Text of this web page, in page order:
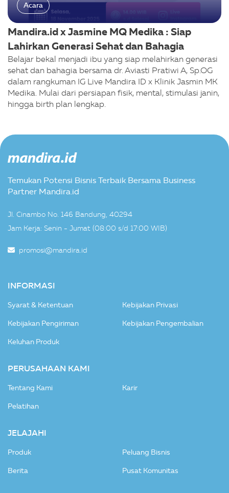
Acara
Mandira.id x Jasmine MQ Medika : Siap
Lahirkan Generasi Sehat dan Bahagia
Belajar bekal menjadi ibu yang siap melahirkan generasi
sehat dan bahagia bersama dr. Aviasti Pratiwi A, Sp.OG
dalam rangkuman IG Live Mandira ID x Klinik Jasmin MK
Medika. Mulai dari persiapan fisik, mental, stimulasi janin,
hingga birth plan lengkap.
Temukan Potensi Bisnis Terbaik Bersama Business
Partner Mandira.id
Jl. Cinambo No. 146 Bandung, 40294
Jam Kerja: Senin - Jumat (08:00 s/d 17:00 WIB)
promosi@mandira.id
INFORMASI
Syarat & Ketentuan Kebijakan Privasi
Kebijakan Pengiriman Kebijakan Pengembalian
Keluhan Produk
PERUSAHAAN KAMI
Tentang Kami Karir
Pelatihan
JELAJAHI
Produk Peluang Bisnis
Berita Pusat Komunitas